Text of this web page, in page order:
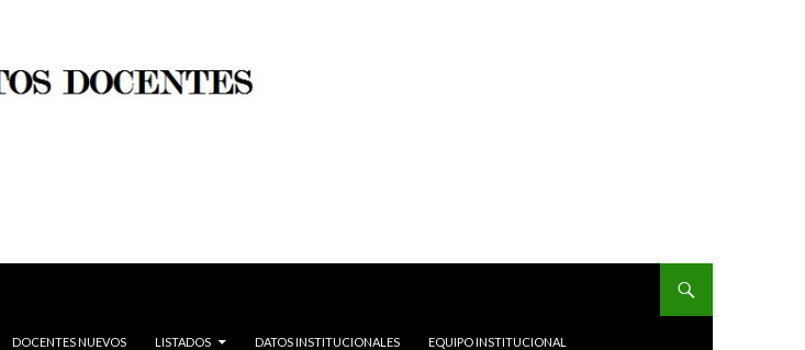
DOCENTES NUEVOS LISTADOS DATOS INSTITUCIONALES EQUIPO INSTITUCIONAL